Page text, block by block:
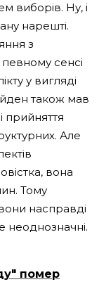
виборів. Ну, і
нарешті.
з
сенсі
у вигляді
також мав
прийняття
Але
вона
Тому
насправді
помер